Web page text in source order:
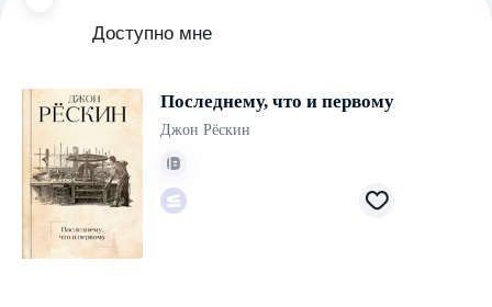
Доступно мне
Последнему, что и первому
Джон Рёскин